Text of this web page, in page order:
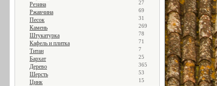
Резина 27
Ржавчина 69
Песок 31
Камень 269
Штукатурка 78
Кафель и плитка 71
Титан 7
Бархат 25
Дерево 365
Шерсть 53
Цинк 15